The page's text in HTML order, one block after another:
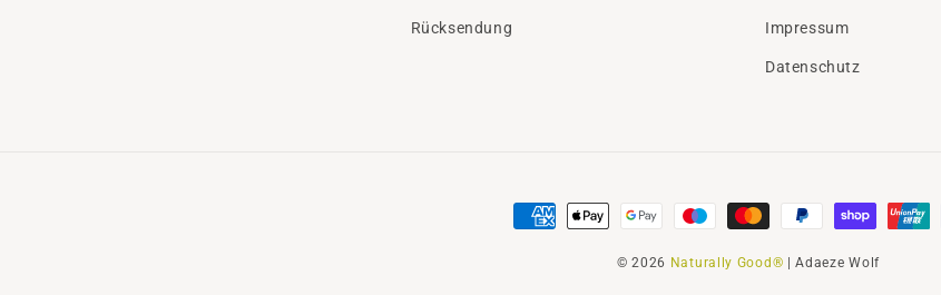
Rücksendung Impressum
Datenschutz
Zahlungsmethoden
© 2026 Naturally Good® | Adaeze Wolf